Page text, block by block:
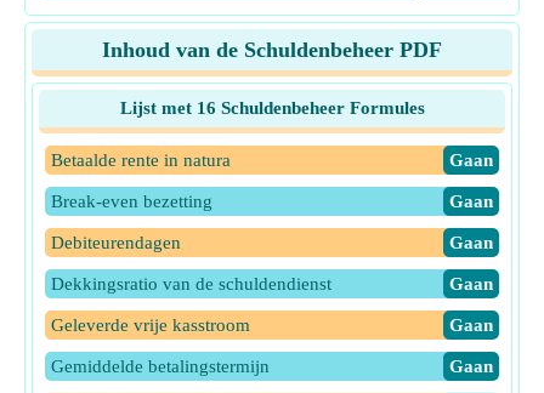
Inhoud van de Schuldenbeheer PDF
Lijst met 16 Schuldenbeheer Formules
Betaalde rente in natura ​Gaan
Break-even bezetting ​Gaan
Debiteurendagen ​Gaan
Dekkingsratio van de schuldendienst ​Gaan
Geleverde vrije kasstroom ​Gaan
Gemiddelde betalingstermijn ​Gaan